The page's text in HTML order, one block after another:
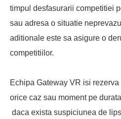
timpul desfasurarii competitiei
sau adresa o situatie
aditionale este sa asigure o
competitiilor.
Echipa Gateway VR isi
orice caz sau moment pe
daca exista suspiciunea de